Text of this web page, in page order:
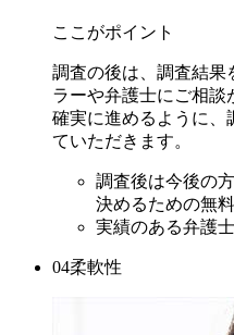
ここがポイント
調査の後は、調査結果
ラーや弁護士にご相談
確実に進めるように、
ていただきます。
調査後は今後の
決めるための無
実績のある弁護
04柔軟性